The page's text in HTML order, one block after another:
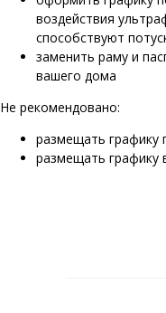
воздействия
способствуют
заменить раму и
вашего дома
Не рекомендовано:
размещать графику
размещать